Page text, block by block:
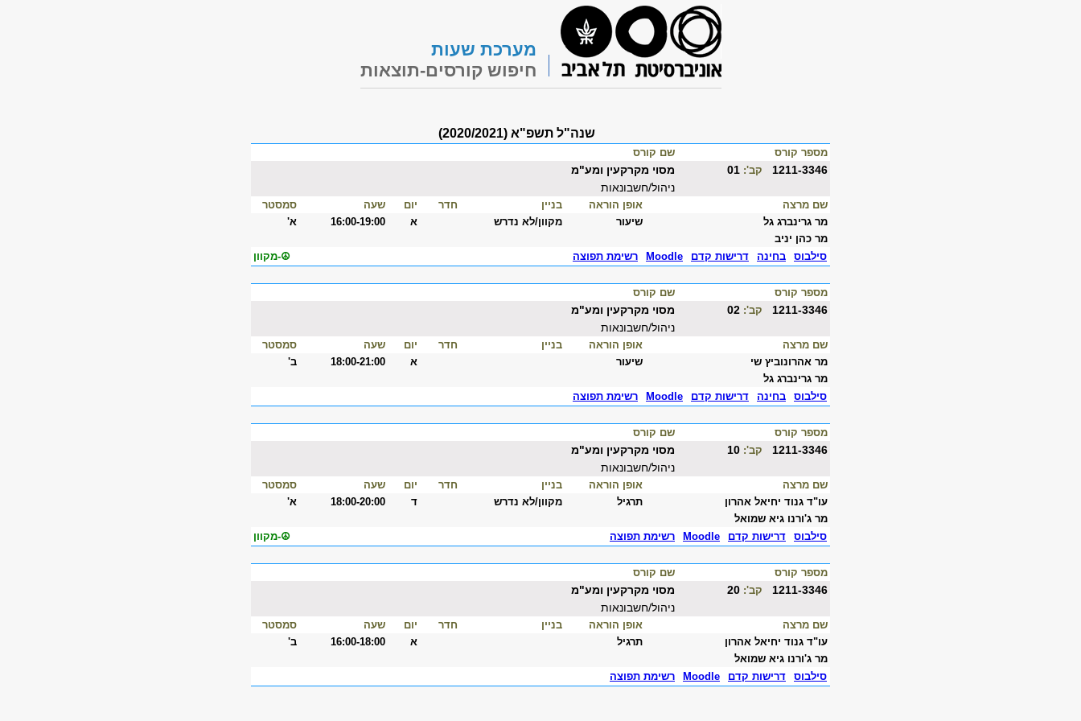
מערכת שעות
חיפוש קורסים-תוצאות
שנה"ל תשפ"א (2020/2021)
מספר קורס שם קורס
1211-3346 קב':
מסוי מקרקעין ומע"מ
ניהול/חשבונאות
שם מרצה אופן הוראה בניין חדר יום שעה
סמסטר
מר גרינברג גל
שיעור מקוון/לא נדרש א 16:00-19:00
א'
מר כהן יניב
סילבוס
בחינה דרישות קדם Moodle רשימת תפוצה ☮-מקוון
מספר קורס שם קורס
1211-3346 קב':
מסוי מקרקעין ומע"מ
ניהול/חשבונאות
שם מרצה אופן הוראה בניין חדר יום שעה
סמסטר
מר אהרונוביץ שי
שיעור א 18:00-21:00
ב'
מר גרינברג גל
סילבוס
בחינה דרישות קדם Moodle רשימת תפוצה
מספר קורס שם קורס
1211-3346 קב':
מסוי מקרקעין ומע"מ
ניהול/חשבונאות
שם מרצה אופן הוראה בניין חדר יום שעה
סמסטר
עו"ד גנוד יחיאל אהרון
תרגיל מקוון/לא נדרש ד 18:00-20:00
א'
מר ג'ורנו גיא שמואל
סילבוס
דרישות קדם Moodle רשימת תפוצה ☮-מקוון
מספר קורס שם קורס
1211-3346 קב':
מסוי מקרקעין ומע"מ
ניהול/חשבונאות
שם מרצה אופן הוראה בניין חדר יום שעה
סמסטר
עו"ד גנוד יחיאל אהרון
תרגיל א 16:00-18:00
ב'
מר ג'ורנו גיא שמואל
סילבוס
דרישות קדם Moodle רשימת תפוצה